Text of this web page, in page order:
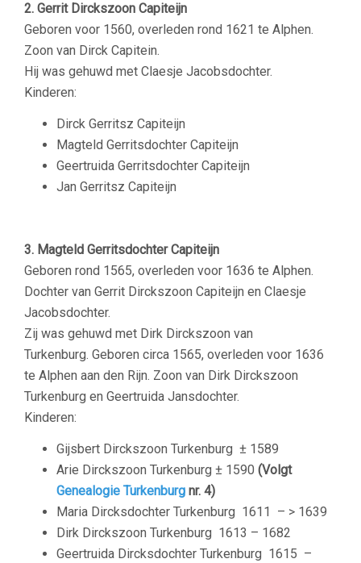
2. Gerrit Dirckszoon Capiteijn
Geboren voor 1560, overleden rond 1621 te Alphen.
Zoon van Dirck Capitein.
Hij was gehuwd met Claesje Jacobsdochter.
Kinderen:
Dirck Gerritsz Capiteijn
Magteld Gerritsdochter Capiteijn
Geertruida Gerritsdochter Capiteijn
Jan Gerritsz Capiteijn
3. Magteld Gerritsdochter Capiteijn
Geboren rond 1565, overleden voor 1636 te Alphen.
Dochter van Gerrit Dirckszoon Capiteijn en Claesje
Jacobsdochter.
Zij was gehuwd met Dirk Dirckszoon van
Turkenburg. Geboren circa 1565, overleden voor 1636
te Alphen aan den Rijn. Zoon van Dirk Dirckszoon
Turkenburg en Geertruida Jansdochter.
Kinderen:
Gijsbert Dirckszoon Turkenburg ± 1589
Arie Dirckszoon Turkenburg ± 1590 (Volgt
Genealogie Turkenburg nr. 4)
Maria Dircksdochter Turkenburg 1611 – > 1639
Dirk Dirckszoon Turkenburg 1613 – 1682
Geertruida Dircksdochter Turkenburg 1615 –